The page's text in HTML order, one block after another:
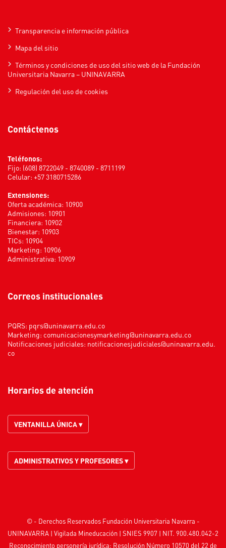
Transparencia e información pública
Mapa del sitio
Términos y condiciones de uso del sitio web de la Fundación
Universitaria Navarra – UNINAVARRA
Regulación del uso de cookies
Contáctenos
Teléfonos:
Fijo: (608) 8722049 - 8740089 - 8711199
Celular: +57 3180715286
Extensiones:
Oferta académica: 10900
Admisiones: 10901
Financiera: 10902
Bienestar: 10903
TICs: 10904
Marketing: 10906
Administrativa: 10909
Correos institucionales
PQRS: pqrs@uninavarra.edu.co
Marketing: comunicacionesymarketing@uninavarra.edu.co
Notificaciones judiciales: notificacionesjudiciales@uninavarra.edu.
co
Horarios de atención
VENTANILLA ÚNICA ▾
ADMINISTRATIVOS Y PROFESORES ▾
© - Derechos Reservados Fundación Universitaria Navarra -
UNINAVARRA | Vigilada Mineducación | SNIES 9907 | NIT. 900.480.042-2
Reconocimiento personería jurídica: Resolución Número 10570 del 22 de